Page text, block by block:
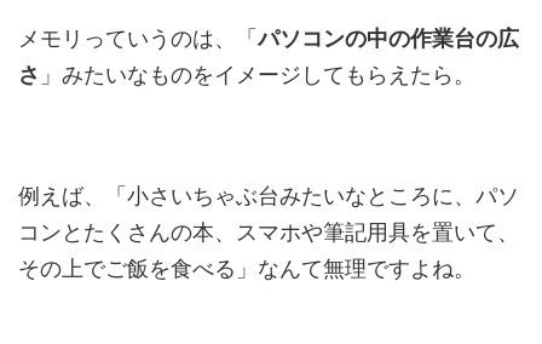
メモリっていうのは、「パソコンの中の作業台の広
さ 」みたいなものをイメージしてもらえたら。
例えば、「小さいちゃぶ台みたいなところに、パソ
コンとたくさんの本、スマホや筆記用具を置いて、
その上でご飯を食べる」なんて無理ですよね。